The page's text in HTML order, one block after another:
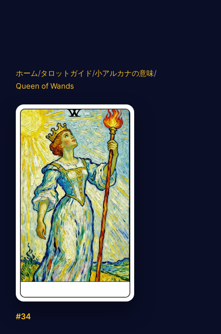
ホーム/タロットガイド/小アルカナの意味/
Queen of Wands
#34